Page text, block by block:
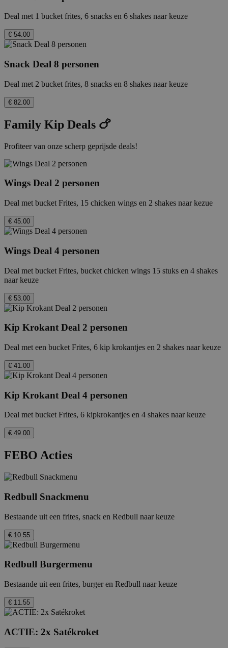
Deal met 1 bucket frites, 6 snacks en 6 shakes naar keuze
€ 54.00
Snack Deal 8 personen
Deal met 2 bucket frites, 8 snacks en 8 shakes naar keuze
€ 82.00
Family Kip Deals 🍗
Profiteer van onze scherp geprijsde deals!
Wings Deal 2 personen
Deal met bucket Frites, 15 chicken wings en 2 shakes naar kezue
€ 45.00
Wings Deal 4 personen
Deal met bucket Frites, bucket chicken wings 15 stuks en 4 shakes
naar keuze
€ 53.00
Kip Krokant Deal 2 personen
Deal met een bucket Frites, 6 kip krokantjes en 2 shakes naar keuze
€ 41.00
Kip Krokant Deal 4 personen
Deal met bucket Frites, 6 kipkrokantjes en 4 shakes naar keuze
€ 49.00
FEBO Acties
Redbull Snackmenu
Bestaande uit een frites, snack en Redbull naar keuze
€ 10.55
Redbull Burgermenu
Bestaande uit een frites, burger en Redbull naar keuze
€ 11.55
ACTIE: 2x Satékroket